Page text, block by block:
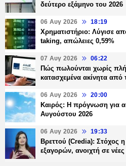
δεύτερο εξάμηνο του 2026
06 Αυγ 2026 18:19
Χρηματιστήριο: Λύγισε
taking, απώλειες 0,59%
07 Αυγ 2026 06:22
Πώς πωλούνται χωρίς
κατασχεμένα ακίνητα
06 Αυγ 2026 20:00
Καιρός: Η πρόγνωση για
Αυγούστου 2026
06 Αυγ 2026 19:33
Βρεττού (Credia):
εξαγορών, ανοιχτή σε νέες